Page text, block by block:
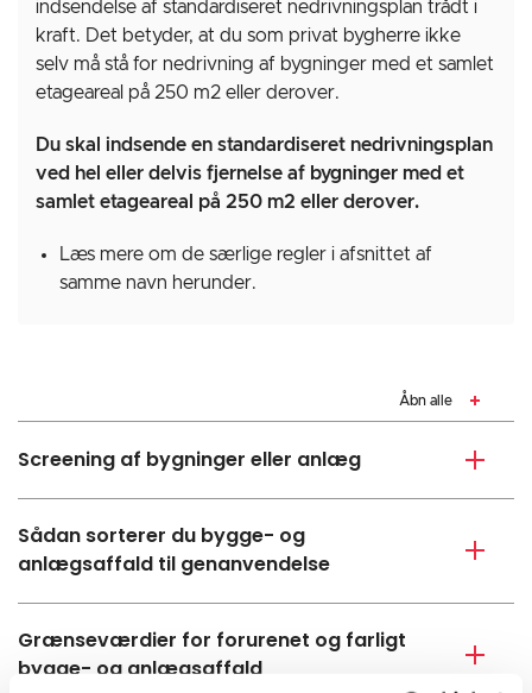
indsendelse af standardiseret nedrivningsplan trådt i
kraft. Det betyder, at du som privat bygherre ikke
selv må stå for nedrivning af bygninger med et samlet
etageareal på 250 m2 eller derover.
Du skal indsende en standardiseret nedrivningsplan
ved hel eller delvis fjernelse af bygninger med et
samlet etageareal på 250 m2 eller derover.
Læs mere om de særlige regler i afsnittet af
samme navn herunder.
Åbn alle
Screening af bygninger eller anlæg
Sådan sorterer du bygge- og
anlægsaffald til genanvendelse
Grænseværdier for forurenet og farligt
bygge- og anlægsaffald